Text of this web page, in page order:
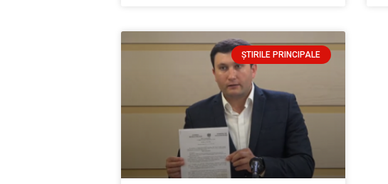
ȘTIRILE PRINCIPALE